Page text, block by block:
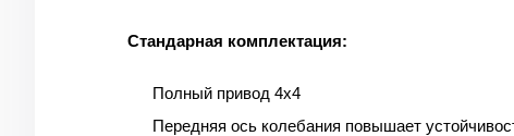
Стандарная комплектация:
Полный привод 4х4
Передняя ось колебания повышает